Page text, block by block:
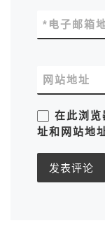
电子邮箱
*
网站地址
在此浏览
址和网站地